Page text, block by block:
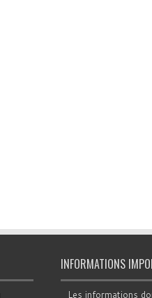
INFORMATIONS
Les informations